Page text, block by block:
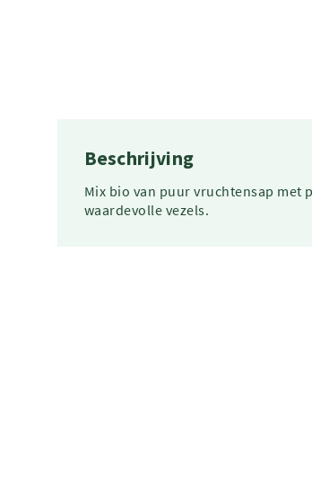
Beschrijving
Mix bio van puur vruchtensap met
waardevolle vezels.